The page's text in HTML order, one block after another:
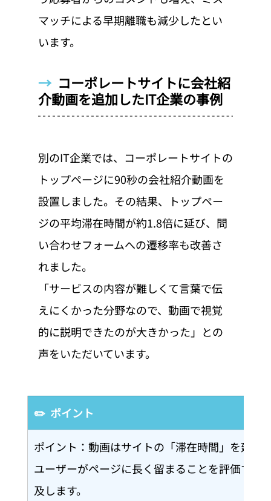
マッチによる早期離職も減少したとい
います。
→ コーポレートサイトに会社紹
介動画を追加したIT企業の事例
別のIT企業では、コーポレートサイトの
トップページに90秒の会社紹介動画を
設置しました。その結果、トップペー
ジの平均滞在時間が約1.8倍に延び、問
い合わせフォームへの遷移率も改善さ
れました。
「サービスの内容が難しくて言葉で伝
えにくかった分野なので、動画で視覚
的に説明できたのが大きかった」との
声をいただいています。
✏️  ポイント
ポイント：動画はサイトの「滞在時間」を延ば
ユーザーがページに長く留まることを評価する
及します。